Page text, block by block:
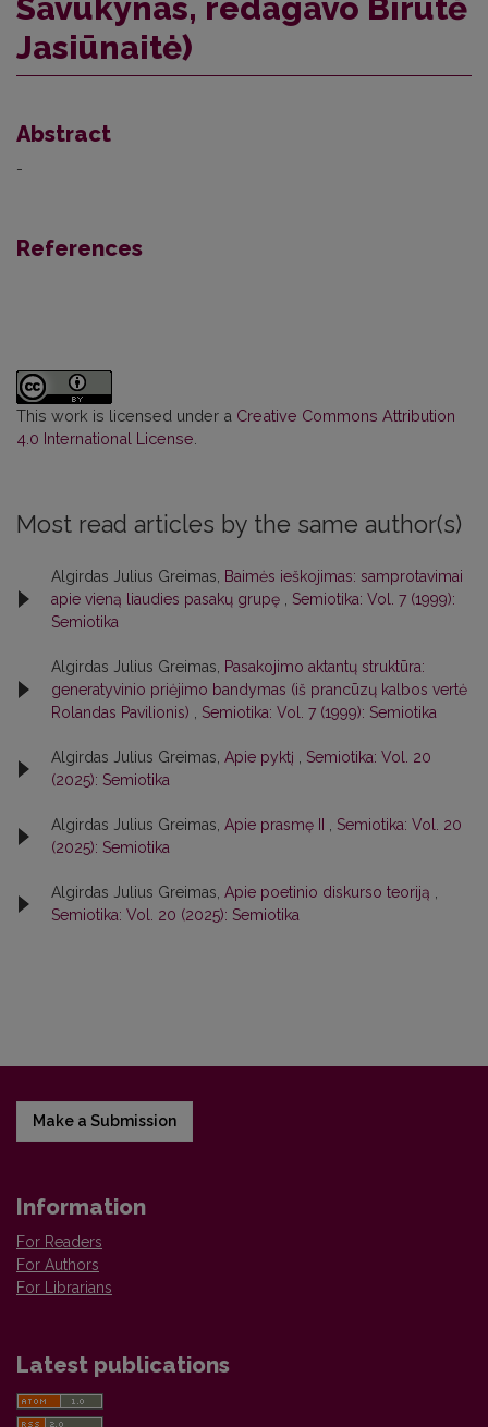
Savukynas, redagavo Birutė
Jasiūnaitė)
Abstract
-
References
This work is licensed under a Creative Commons Attribution
4.0 International License
Most read articles by the same author(s)
Algirdas Julius Greimas,
Baimės ieškojimas: samprotavimai
apie vieną liaudies pasakų grupę
Semiotika: Vol. 7 (1999):
Semiotika
Algirdas Julius Greimas,
Pasakojimo aktantų struktūra:
generatyvinio priėjimo bandymas (iš prancūzų kalbos vertė
Rolandas Pavilionis)
Semiotika: Vol. 7 (1999): Semiotika
Algirdas Julius Greimas, Apie pyktį
Semiotika: Vol. 20
(2025): Semiotika
Algirdas Julius Greimas, Apie prasmę II
Semiotika: Vol. 20
(2025): Semiotika
Algirdas Julius Greimas, Apie poetinio diskurso teoriją
Semiotika: Vol. 20 (2025): Semiotika
Make a Submission
Information
For Readers
For Authors
For Librarians
Latest publications